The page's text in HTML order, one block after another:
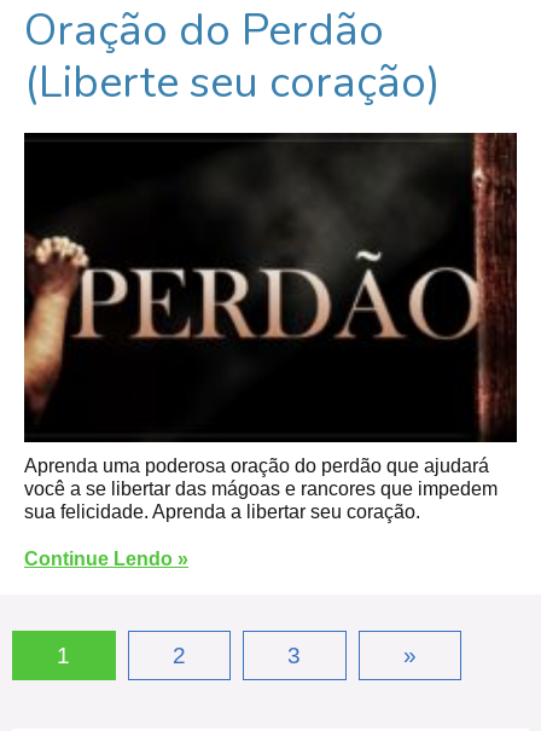
Oração do Perdão
(Liberte seu coração)
Aprenda uma poderosa oração do perdão que ajudará
você a se libertar das mágoas e rancores que impedem
sua felicidade. Aprenda a libertar seu coração.
Continue Lendo »
1 2 3 »